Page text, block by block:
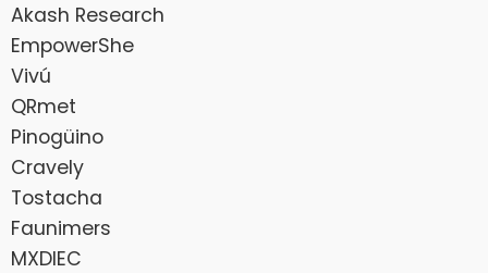
Akash Research
EmpowerShe
Vivú
QRmet
Pinogüino
Cravely
Tostacha
Faunimers
MXDIEC